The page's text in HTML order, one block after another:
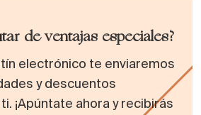
de ventajas especiales?
electrónico te enviaremos
y descuentos
¡Apúntate ahora y recibirás